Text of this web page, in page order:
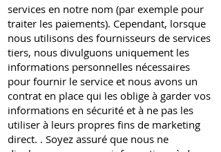
services en notre nom (par exemple pour
traiter les paiements). Cependant, lorsque
nous utilisons des fournisseurs de services
tiers, nous divulguons uniquement les
informations personnelles nécessaires
pour fournir le service et nous avons un
contrat en place qui les oblige à garder vos
informations en sécurité et à ne pas les
utiliser à leurs propres fins de marketing
direct. . Soyez assuré que nous ne